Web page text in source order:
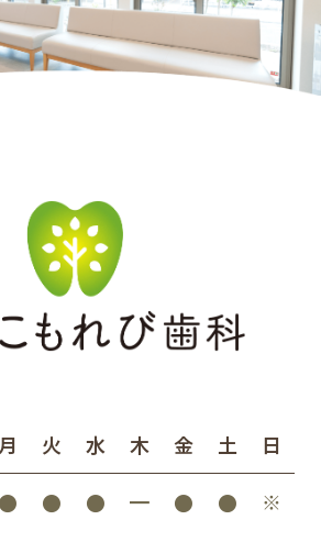
月 火 水 木 金 土
日
● ● ● ━ ● ●
※